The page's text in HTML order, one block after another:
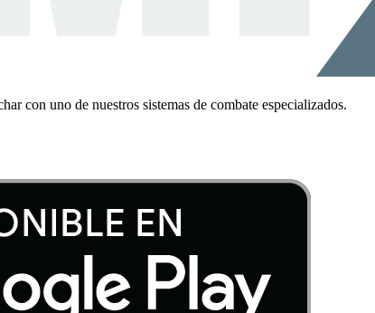
con uno de nuestros sistemas de combate especializados.